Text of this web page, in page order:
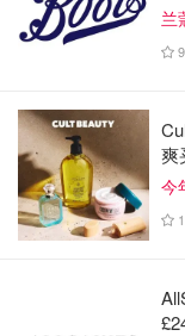
这个其实就是加了
但是实际味道没
兰
爽
今